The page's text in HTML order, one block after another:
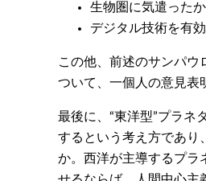
生物圏に気遣ったか
デジタル技術を有
この他、前述のサンパ
ついて、一個人の意見表
最後に、“東洋型”プラネ
するという考え方であり
か。西洋が主導するプラ